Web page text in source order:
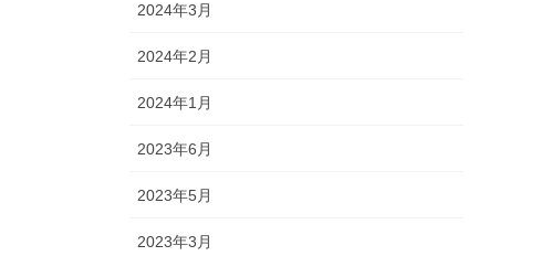
2024年3月
2024年2月
2024年1月
2023年6月
2023年5月
2023年3月